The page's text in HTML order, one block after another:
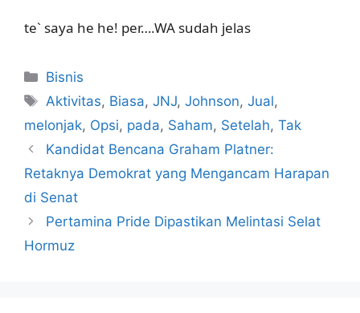
te` saya he he! per….WA sudah jelas
Kategori
Bisnis
Tag
Aktivitas, Biasa,JNJ,Johnson,Jual,
melonjak, Opsi, pada, Saham, Setelah, Tak
Kandidat Bencana Graham Platner:
Retaknya Demokrat yang Mengancam Harapan
di Senat
Pertamina Pride Dipastikan Melintasi Selat
Hormuz